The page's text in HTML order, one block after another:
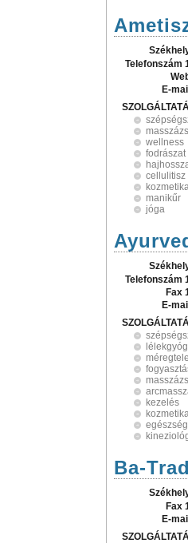
Telefonszám
E-
wellness
fodrászat
cellulitisz
manikűr
jóga
Telefonszám
Fax
E-
masszázs
kezelés
Ba-
Fax
E-